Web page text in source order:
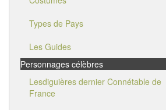
Types de Pays
Les Guides
Personnages célèbres
Lesdiguières dernier Connétable de
France